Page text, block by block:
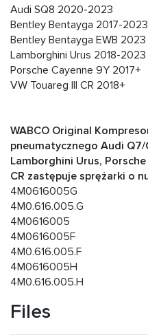
Audi SQ8 2020-2023
Bentley Bentayga 2017-2023
Bentley Bentayga EWB 2023
Lamborghini Urus 2018-2023
Porsche Cayenne 9Y 2017+
VW Touareg III CR 2018+
WABCO Original
pneumatycznego Audi
Lamborghini Urus,
CR zastępuje sprężarki o
4M0616005G
4M0.616.005.G
4M0616005
4M0616005F
4M0.616.005.F
4M0616005H
4M0.616.005.H
Files